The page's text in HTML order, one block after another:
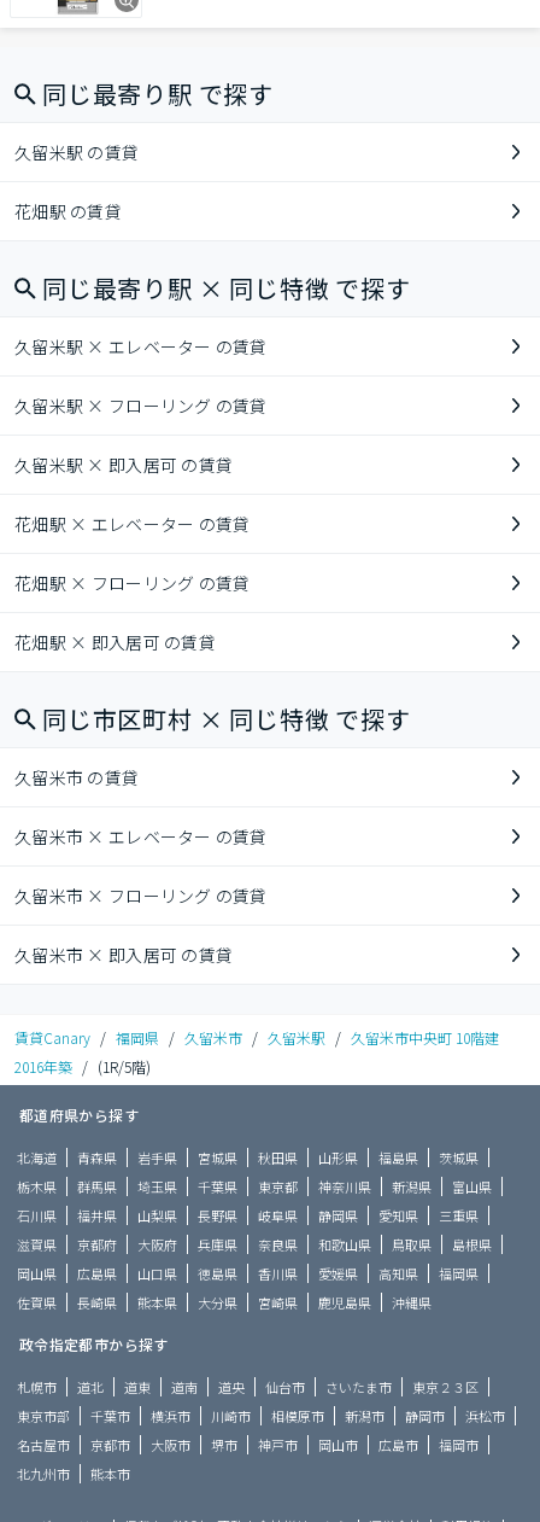
同じ最寄り駅 で探す
久留米駅 の賃貸
花畑駅 の賃貸
同じ最寄り駅 × 同じ特徴 で探す
久留米駅 × エレベーター の賃貸
久留米駅 × フローリング の賃貸
久留米駅 × 即入居可 の賃貸
花畑駅 × エレベーター の賃貸
花畑駅 × フローリング の賃貸
花畑駅 × 即入居可 の賃貸
同じ市区町村 × 同じ特徴 で探す
久留米市 の賃貸
久留米市 × エレベーター の賃貸
久留米市 × フローリング の賃貸
久留米市 × 即入居可 の賃貸
賃貸Canary / 福岡県 / 久留米市 / 久留米駅 / 久留米市中央町 10階建
2016年築 / (1R/5階)
都道府県から探す
北海道 青森県 岩手県 宮城県 秋田県 山形県 福島県
茨城県
栃木県
群馬県 埼玉県 千葉県 東京都 神奈川県 新潟県
富山県
石川県
福井県 山梨県 長野県 岐阜県 静岡県 愛知県
三重県
滋賀県
京都府 大阪府 兵庫県 奈良県 和歌山県 鳥取県
島根県
岡山県
広島県 山口県 徳島県 香川県 愛媛県 高知県
福岡県
佐賀県
長崎県 熊本県 大分県 宮崎県 鹿児島県 沖縄県
政令指定都市から探す
札幌市 道北 道東 道南 道央 仙台市 さいたま市
東京２３区
東京市部
千葉市 横浜市 川崎市 相模原市 新潟市 静岡市
浜松市
名古屋市
京都市 大阪市 堺市 神戸市 岡山市 広島市
福岡市
北九州市
熊本市